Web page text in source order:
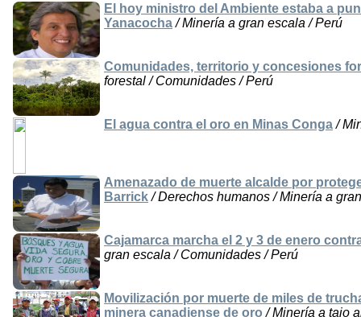
El hoy ministro del Ambiente estaba a
Yanacocha/ Minería a gran escala / Perú
Comunidades, territorio y concesiones
forestal / Comunidades / Perú
El agua contra el oro en Minas Conga/
Amenazado de muerte alcalde por
Barrick/ Derechos humanos / Minería a
Cajamarca marcha el 2 y 3 de enero
gran escala / Comunidades / Perú
Movilización por muerte de miles de
minera canadiense de oro / Minería a tajo